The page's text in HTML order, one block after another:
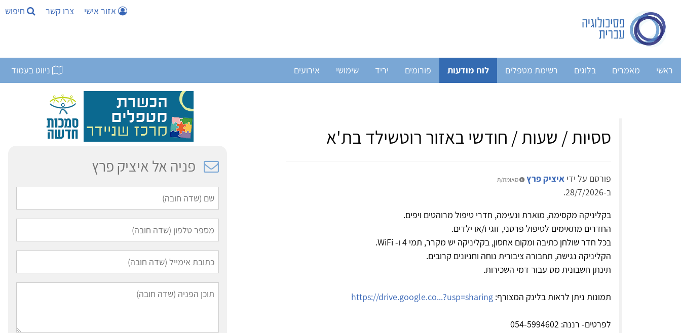
אזור אישי צרו קשר חיפוש
ראשי מאמרים בלוגים רשימת מטפלים לוח מודעות פורומים יריד שימושי אירועים ניווט בעמוד
ססיות / שעות / חודשי באזור רוטשילד בת'א
פורסם על ידי איציק פרץ מאומת/ת
ב-28/7/2026.
בקליניקה מקסימה, מוארת ונעימה, חדרי טיפול מרוהטים ויפים.
החדרים מתאימים לטיפול פרטני, זוגי ו/או ילדים.
בכל חדר שולחן כתיבה ומקום אחסון, בקליניקה יש מקרר, תמי 4 ו- WiFi.
הקליניקה נגישה, תחבורה ציבורית נוחה וחניונים קרובים.
תינתן חשבונית מס עבור דמי השכירות.
תמונות ניתן לראות בלינק המצורף: https://drive.google.co...?usp=sharing
לפרטים- רננה: 054-5994602
פניה אל איציק פרץ